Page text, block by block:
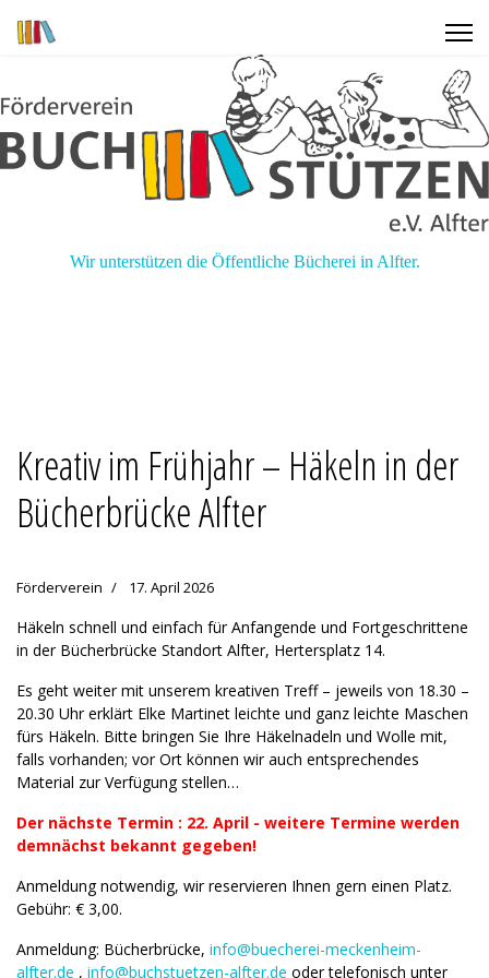
Wir unterstützen die Öffentliche Bücherei in Alfter.
Kreativ im Frühjahr – Häkeln in der
Bücherbrücke Alfter
Förderverein 17. April 2026
Häkeln schnell und einfach für Anfangende und Fortgeschrittene
in der Bücherbrücke Standort Alfter, Hertersplatz 14.
Es geht weiter mit unserem kreativen Treff – jeweils von 18.30 –
20.30 Uhr erklärt Elke Martinet leichte und ganz leichte Maschen
fürs Häkeln. Bitte bringen Sie Ihre Häkelnadeln und Wolle mit,
falls vorhanden; vor Ort können wir auch entsprechendes
Material zur Verfügung stellen…
Der nächste Termin : 22. April - weitere Termine werden
demnächst bekannt gegeben!
Anmeldung notwendig, wir reservieren Ihnen gern einen Platz.
Gebühr: € 3,00.
Anmeldung: Bücherbrücke, info@buecherei-meckenheim-
alfter.de , info@buchstuetzen-alfter.de oder telefonisch unter